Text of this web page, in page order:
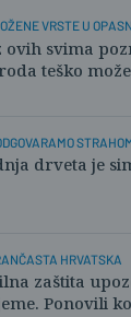
VRSTE U
ovih svima
teško
drveta je
HRVATSKA
zaštita
Ponovili